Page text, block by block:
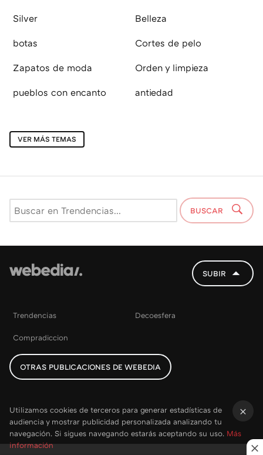
Silver Belleza
botas Cortes de pelo
Zapatos de moda Orden y limpieza
pueblos con encanto antiedad
VER MÁS TEMAS
BUSCAR
SUBIR
Trendencias Decoesfera
Compradiccion
OTRAS PUBLICACIONES DE WEBEDIA
Utilizamos cookies de terceros para generar estadísticas de
audiencia y mostrar publicidad personalizada analizando tu
navegación. Si sigues navegando estarás aceptando su uso. Más
información